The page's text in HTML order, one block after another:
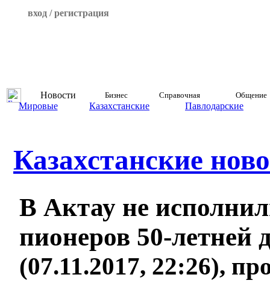
вход / регистрация
Новости Бизнес Справочная Общение
Мировые Казахстанские Павлодарские
Казахстанские
В Актау не
пионеров 50-летней
(07.11.2017, 22:26),